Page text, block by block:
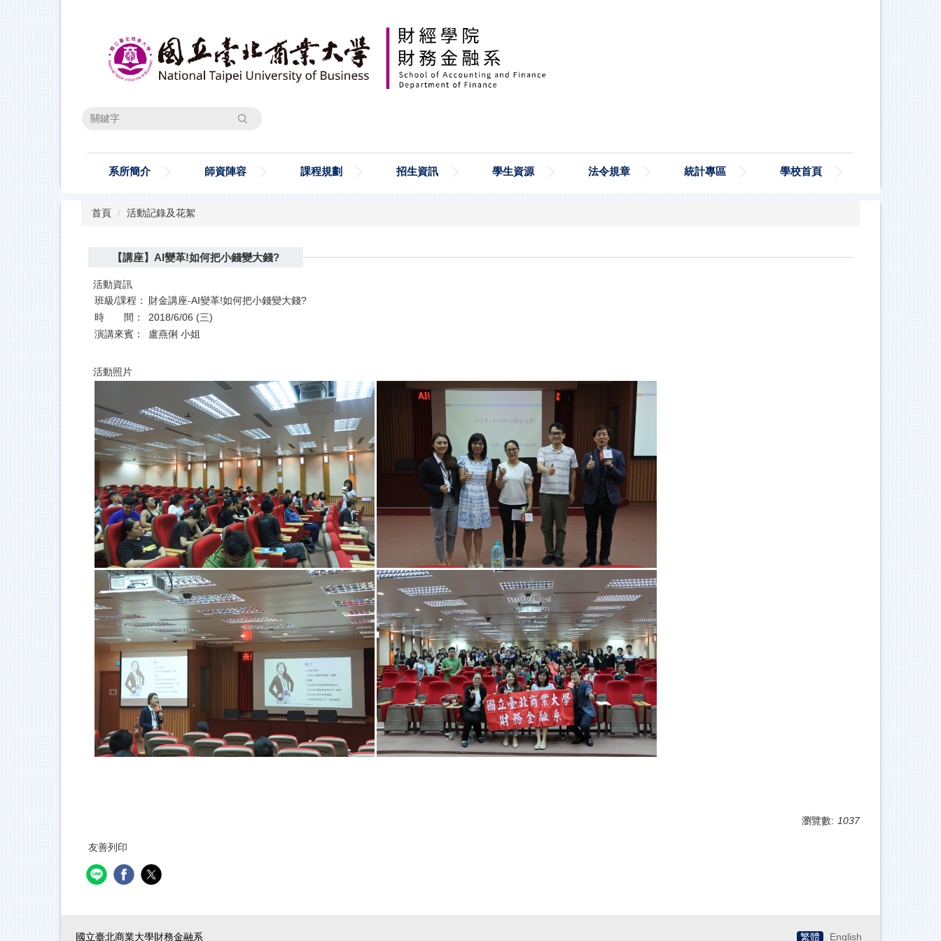
搜尋
系所簡介 師資陣容 課程規劃 招生資訊 學生資源 法令規章 統計專區 學校首頁
首頁 活動記錄及花絮
【講座】AI變革!如何把小錢變大錢?
活動資訊
班級/課程：
財金講座-AI變革!如何把小錢變大錢?
時 間：
2018/6/06 (三)
演講來賓：
盧燕俐 小姐
活動照片
瀏覽數: 1037
友善列印
繁體 English
國立臺北商業大學財務金融系